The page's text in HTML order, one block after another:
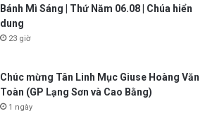
Bánh Mì Sáng | Thứ Năm 06.08 | Chúa hiển
dung
23 giờ
Chúc mừng Tân Linh Mục Giuse Hoàng Văn
Toàn (GP Lạng Sơn và Cao Bằng)
1 ngày